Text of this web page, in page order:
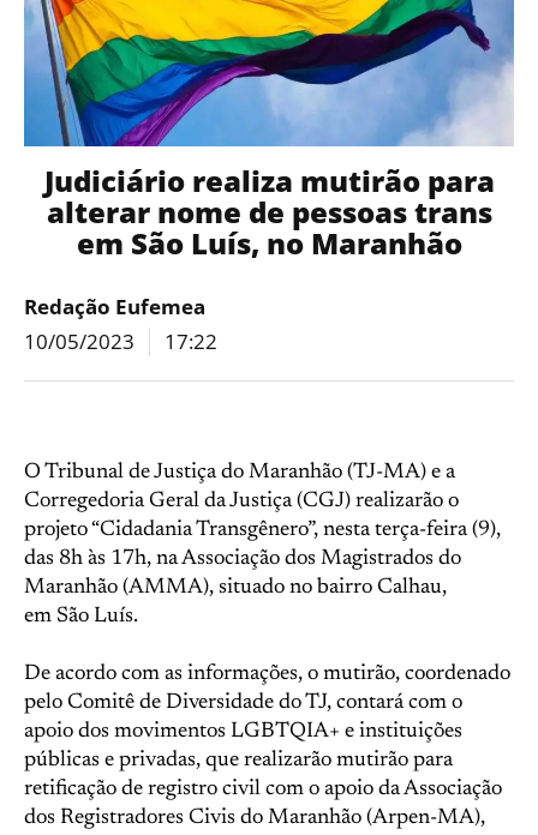
Judiciário realiza mutirão para
alterar nome de pessoas trans
em São Luís, no Maranhão
Redação Eufemea
10/05/2023
17:22
O Tribunal de Justiça do Maranhão (TJ-MA) e a
Corregedoria Geral da Justiça (CGJ) realizarão o
projeto “Cidadania Transgênero”, nesta terça-feira (9),
das 8h às 17h, na Associação dos Magistrados do
Maranhão (AMMA), situado no bairro Calhau,
em São Luís.
De acordo com as informações, o mutirão, coordenado
pelo Comitê de Diversidade do TJ, contará com o
apoio dos movimentos LGBTQIA+ e instituições
públicas e privadas, que realizarão mutirão para
retificação de registro civil com o apoio da Associação
dos Registradores Civis do Maranhão (Arpen-MA),